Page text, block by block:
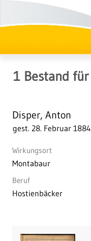
1 Bestand für
Disper, Anton
gest. 28. Februar 1884
Wirkungsort
Montabaur
Beruf
Hostienbäcker